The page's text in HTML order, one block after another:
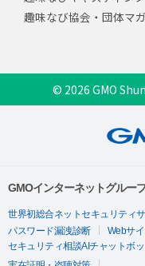
趣味なび協会・団体マ
© 2026 GMO